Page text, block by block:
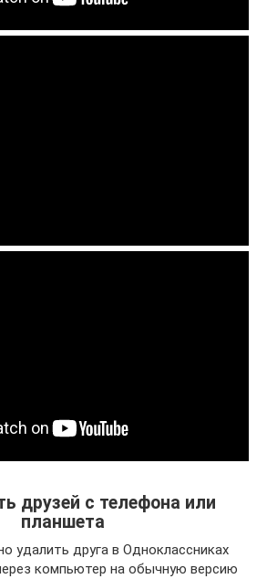
друзей с телефона или
планшета
удалить друга в Одноклассниках
компьютер на обычную версию